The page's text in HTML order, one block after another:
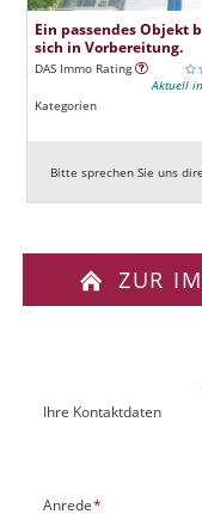
Ein passendes Objekt
sich in Vorbereitung.
DAS Immo Rating
Aktuell
Kategorien
Bitte sprechen Sie uns
ZUR
OUIhre Kontaktdaten
P
Anrede*